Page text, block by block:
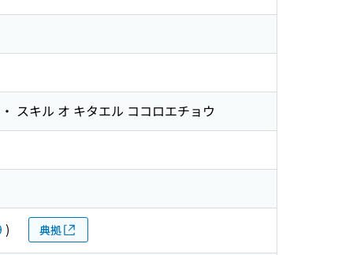
スキル オ キタエル ココロエチョウ
) 典拠